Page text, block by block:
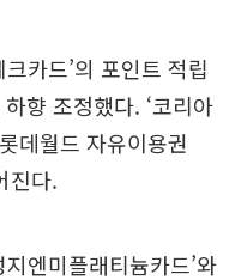
카드’의 포인트 적립
향 조정했다. ‘코리아
데월드 자유이용권
진다.
엔미플래티늄카드’와